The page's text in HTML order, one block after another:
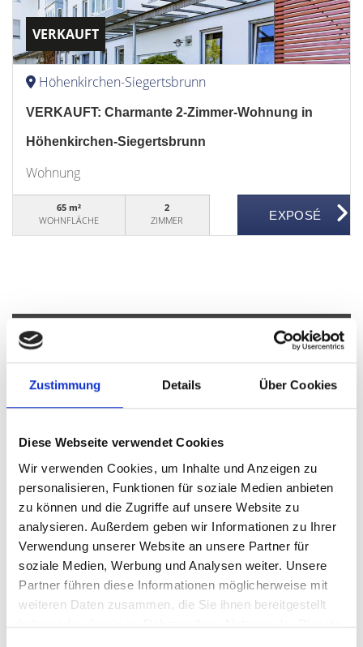
Zustimmung Details Über Cookies
Diese Webseite verwendet Cookies
Wir verwenden Cookies, um Inhalte und Anzeigen zu
personalisieren, Funktionen für soziale Medien anbieten
zu können und die Zugriffe auf unsere Website zu
analysieren. Außerdem geben wir Informationen zu Ihrer
Verwendung unserer Website an unsere Partner für
soziale Medien, Werbung und Analysen weiter. Unsere
Partner führen diese Informationen möglicherweise mit
weiteren Daten zusammen, die Sie ihnen bereitgestellt
haben oder die sie im Rahmen Ihrer Nutzung der Dienste
VERKAUFT
Höhenkirchen-Siegertsbrunn
VERKAUFT: Charmante 2-Zimmer-Wohnung in
Höhenkirchen-Siegertsbrunn
Wohnung
65 m²
WOHNFLÄCHE
2
ZIMMER
Höhenkirchen-Siegertsbrunn
Garching
Ingolstadt München München-Lerchenau Dachau
Erlangen Illesheim
Oberding
München / Milbertshofen-Am Hart Landsberied
Burgthann Putzbrunn Haar
Gauting
München / Trudering Poing Planegg Zirndorf
München / Pasing Mühlhausen Puschendorf Krailling
Fürth Schwarzenbruck Ammerndorf Gräfelfing
Sauerlach / Grafing Immobilienverkauf München
Makler Nürnberg
Immo Wohnung suche Wohnungssuche
Wohnungsanzeigen